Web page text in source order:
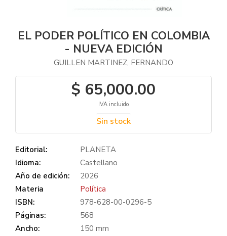
EL PODER POLÍTICO EN COLOMBIA
- NUEVA EDICIÓN
GUILLEN MARTINEZ, FERNANDO
$ 65,000.00
IVA incluido
Sin stock
Editorial:
PLANETA
Idioma:
Castellano
Año de edición:
2026
Materia
Política
ISBN:
978-628-00-0296-5
Páginas:
568
Ancho:
150 mm